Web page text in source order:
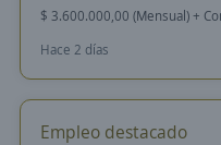
$ 3.600.000,00 (Mensual) +
Hace 2 días
Empleo destacado